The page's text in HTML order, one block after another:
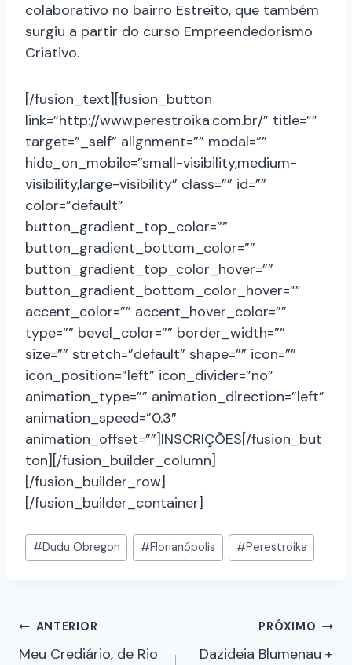
colaborativo no bairro Estreito, que também
surgiu a partir do curso Empreendedorismo
Criativo.
[/fusion_text][fusion_button
link=”http://www.perestroika.com.br/” title=””
target=”_self” alignment=”” modal=””
hide_on_mobile=”small-visibility,medium-
visibility,large-visibility” class=”” id=””
color=”default”
button_gradient_top_color=””
button_gradient_bottom_color=””
button_gradient_top_color_hover=””
button_gradient_bottom_color_hover=””
accent_color=”” accent_hover_color=””
type=”” bevel_color=”” border_width=””
size=”” stretch=”default” shape=”” icon=””
icon_position=”left” icon_divider=”no”
animation_type=”” animation_direction=”left”
animation_speed=”0.3″
animation_offset=””]INSCRIÇÕES[/fusion_but
ton][/fusion_builder_column]
[/fusion_builder_row]
[/fusion_builder_container]
#Dudu Obregon #Florianópolis #Perestroika
ANTERIOR
Meu Crediário, de Rio
PRÓXIMO
Dazideia Blumenau +